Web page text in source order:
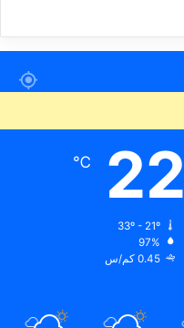
22
℃
97%
0.45 كم/س